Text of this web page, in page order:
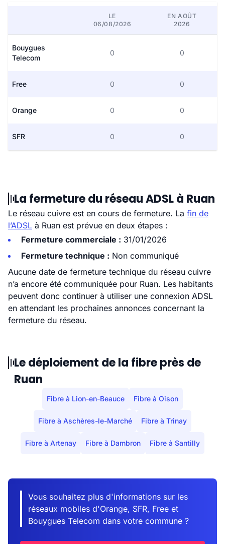
LE
06/08/2026
EN AOÛT
2026
Bouygues
Telecom
0 0
Free 0 0
Orange 0 0
SFR 0 0
La fermeture du réseau ADSL à Ruan
Le réseau cuivre est en cours de fermeture. La fin de
l’ADSL à Ruan est prévue en deux étapes :
Fermeture commerciale : 31/01/2026
Fermeture technique : Non communiqué
Aucune date de fermeture technique du réseau cuivre
n’a encore été communiquée pour Ruan. Les habitants
peuvent donc continuer à utiliser une connexion ADSL
en attendant les prochaines annonces concernant la
fermeture du réseau.
Le déploiement de la fibre près de
Ruan
Fibre à Lion-en-Beauce Fibre à Oison
Fibre à Aschères-le-Marché Fibre à Trinay
Fibre à Artenay Fibre à Dambron Fibre à Santilly
Vous souhaitez plus d'informations sur les
réseaux mobiles d'Orange, SFR, Free et
Bouygues Telecom dans votre commune ?